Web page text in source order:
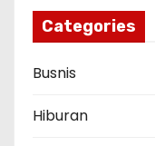
Categories
Busnis
Hiburan